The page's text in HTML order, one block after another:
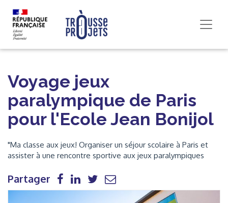
Voyage jeux
paralympique de Paris
pour l'Ecole Jean Bonijol
"Ma classe aux jeux! Organiser un séjour scolaire à Paris et
assister à une rencontre sportive aux jeux paralympiques
Partager